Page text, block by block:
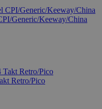
Generic/Keeway/China
Retro/Pico